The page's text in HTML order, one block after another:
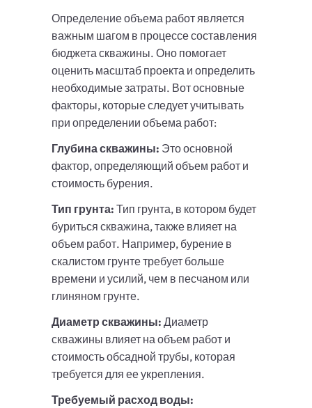
Определение объема работ является
важным шагом в процессе составления
бюджета скважины. Оно помогает
оценить масштаб проекта и определить
необходимые затраты. Вот основные
факторы, которые следует учитывать
при определении объема работ:
Глубина скважины: Это основной
фактор, определяющий объем работ и
стоимость бурения.
Тип грунта: Тип грунта, в котором будет
буриться скважина, также влияет на
объем работ. Например, бурение в
скалистом грунте требует больше
времени и усилий, чем в песчаном или
глиняном грунте.
Диаметр скважины: Диаметр
скважины влияет на объем работ и
стоимость обсадной трубы, которая
требуется для ее укрепления.
Требуемый расход воды: